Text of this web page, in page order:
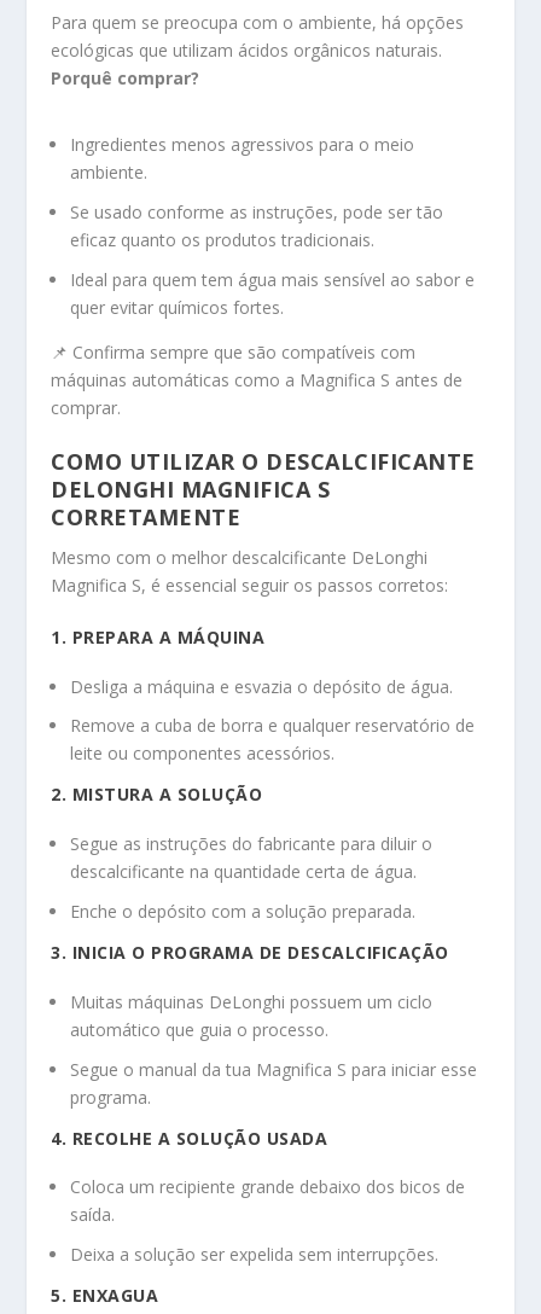
Para quem se preocupa com o ambiente, há opções
ecológicas que utilizam ácidos orgânicos naturais.
Porquê comprar?
Ingredientes menos agressivos para o meio
ambiente.
Se usado conforme as instruções, pode ser tão
eficaz quanto os produtos tradicionais.
Ideal para quem tem água mais sensível ao sabor e
quer evitar químicos fortes.
📌 Confirma sempre que são compatíveis com
máquinas automáticas como a Magnifica S antes de
comprar.
COMO UTILIZAR O DESCALCIFICANTE
DELONGHI MAGNIFICA S
CORRETAMENTE
Mesmo com o melhor descalcificante DeLonghi
Magnifica S, é essencial seguir os passos corretos:
1. PREPARA A MÁQUINA
Desliga a máquina e esvazia o depósito de água.
Remove a cuba de borra e qualquer reservatório de
leite ou componentes acessórios.
2. MISTURA A SOLUÇÃO
Segue as instruções do fabricante para diluir o
descalcificante na quantidade certa de água.
Enche o depósito com a solução preparada.
3. INICIA O PROGRAMA DE DESCALCIFICAÇÃO
Muitas máquinas DeLonghi possuem um ciclo
automático que guia o processo.
Segue o manual da tua Magnifica S para iniciar esse
programa.
4. RECOLHE A SOLUÇÃO USADA
Coloca um recipiente grande debaixo dos bicos de
saída.
Deixa a solução ser expelida sem interrupções.
5. ENXAGUA